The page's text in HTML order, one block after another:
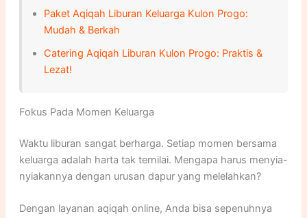
Paket Aqiqah Liburan Keluarga Kulon Progo:
Mudah & Berkah
Catering Aqiqah Liburan Kulon Progo: Praktis &
Lezat!
Fokus Pada Momen Keluarga
Waktu liburan sangat berharga. Setiap momen bersama
keluarga adalah harta tak ternilai. Mengapa harus menyia-
nyiakannya dengan urusan dapur yang melelahkan?
Dengan layanan aqiqah online, Anda bisa sepenuhnya